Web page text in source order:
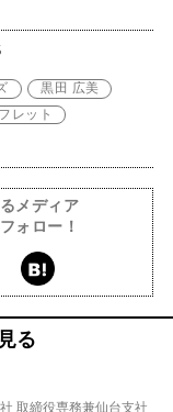
黒田 広美
レット
メディア
ォロー！
る
取締役専務兼仙台支社